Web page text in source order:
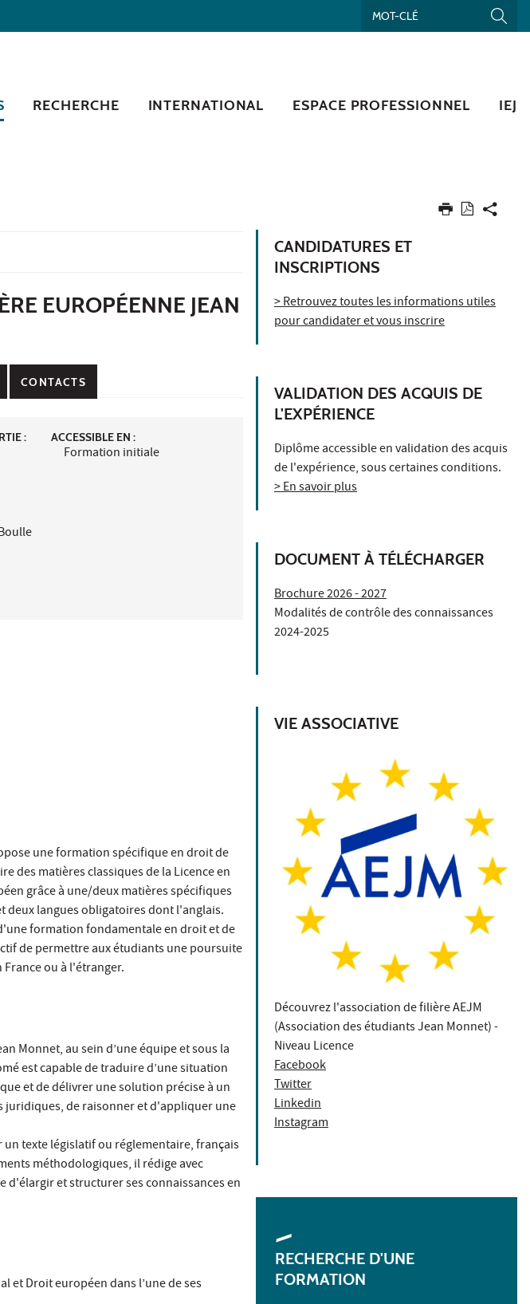
RECHERCHE INTERNATIONAL ESPACE PROFESSIONNEL IEJ
EUROPÉENNE JEAN
CONTACTS
: ACCESSIBLE EN :
Formation initiale
une formation spécifique en droit de
des matières classiques de la Licence en
grâce à une/deux matières spécifiques
deux langues obligatoires dont l'anglais.
formation fondamentale en droit et de
de permettre aux étudiants une poursuite
ou à l'étranger.
Monnet, au sein d’une équipe et sous la
est capable de traduire d’une situation
et de délivrer une solution précise à un
juridiques, de raisonner et d'appliquer une
texte législatif ou réglementaire, français
méthodologiques, il rédige avec
d'élargir et structurer ses connaissances en
et Droit européen dans l’une de ses
CANDIDATURES ET
INSCRIPTIONS
> Retrouvez toutes les informations utiles
pour candidater et vous inscrire
VALIDATION DES ACQUIS DE
L'EXPÉRIENCE
Diplôme accessible en validation des acquis
de l'expérience, sous certaines conditions.
> En savoir plus
DOCUMENT À TÉLÉCHARGER
Brochure 2026 - 2027
Modalités de contrôle des connaissances
2024-2025
VIE ASSOCIATIVE
Découvrez l'association de filière AEJM
(Association des étudiants Jean Monnet) -
Niveau Licence
Facebook
Twitter
Linkedin
Instagram
RECHERCHE D'UNE
FORMATION